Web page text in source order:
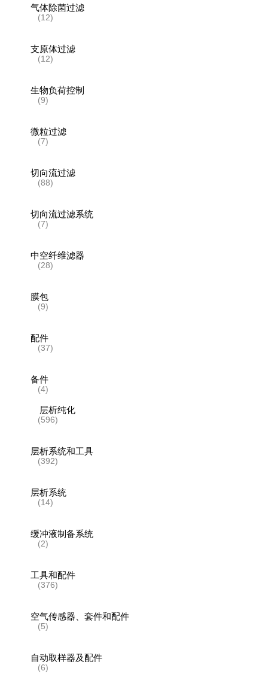
气体除菌过滤
(12)
支原体过滤
(12)
生物负荷控制
(9)
微粒过滤
(7)
切向流过滤
(88)
切向流过滤系统
(7)
中空纤维滤器
(28)
膜包
(9)
配件
(37)
备件
(4)
层析纯化
(596)
层析系统和工具
(392)
层析系统
(14)
缓冲液制备系统
(2)
工具和配件
(376)
空气传感器、套件和配件
(5)
自动取样器及配件
(6)